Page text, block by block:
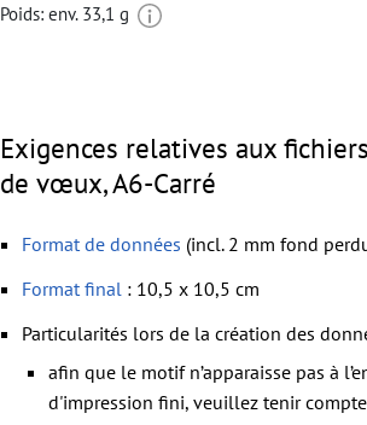
Poids: env. 33,1 g
Exigences relatives aux
de vœux, A6-Carré
Format de données (incl. 2 mm fond
Format final : 10,5 x 10,5 cm
Particularités lors de la création des
afin que le motif n’apparaisse pas à
d'impression fini, veuillez tenir